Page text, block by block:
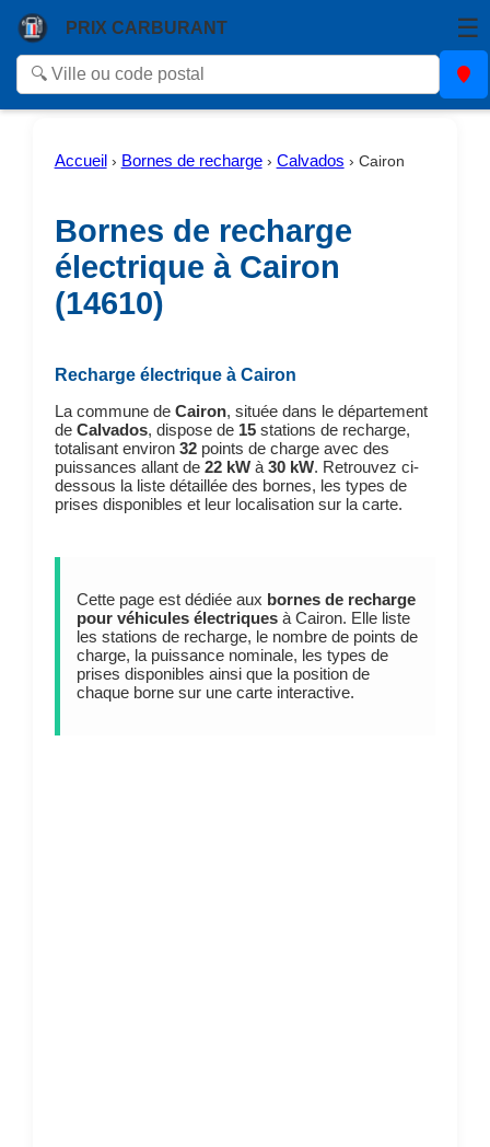
PRIX CARBURANT ☰
Accueil › Bornes de recharge› Calvados › Cairon
Bornes de recharge
électrique à Cairon
(14610)
Recharge électrique à Cairon
La commune de Cairon, située dans le département
de Calvados, dispose de 15stations de recharge,
totalisant environ 32points de charge avec des
puissances allant de 22 kWà 30 kW. Retrouvez ci-
dessous la liste détaillée des bornes, les types de
prises disponibles et leur localisation sur la carte.
Cette page est dédiée aux bornes de recharge
pour véhicules électriquesà Cairon. Elle liste
les stations de recharge, le nombre de points de
charge, la puissance nominale, les types de
prises disponibles ainsi que la position de
chaque borne sur une carte interactive.